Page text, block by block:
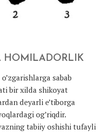
HOMILADORLIK
sabab
bir xilda shikoyat
deyarli e’tiborga
og’riqdir.
tabiiy oshishi tufayli